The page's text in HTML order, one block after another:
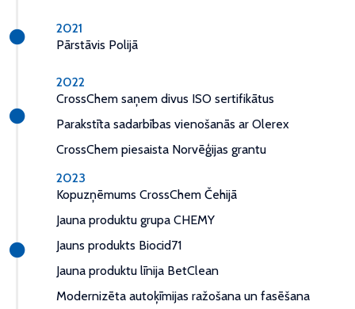
2021
Pārstāvis Polijā
2022
CrossChem saņem divus ISO sertifikātus
Parakstīta sadarbības vienošanās ar Olerex
CrossChem piesaista Norvēģijas grantu
2023
Kopuzņēmums CrossChem Čehijā
Jauna produktu grupa CHEMY
Jauns produkts Biocid71
Jauna produktu līnija BetClean
Modernizēta autoķīmijas ražošana un fasēšana